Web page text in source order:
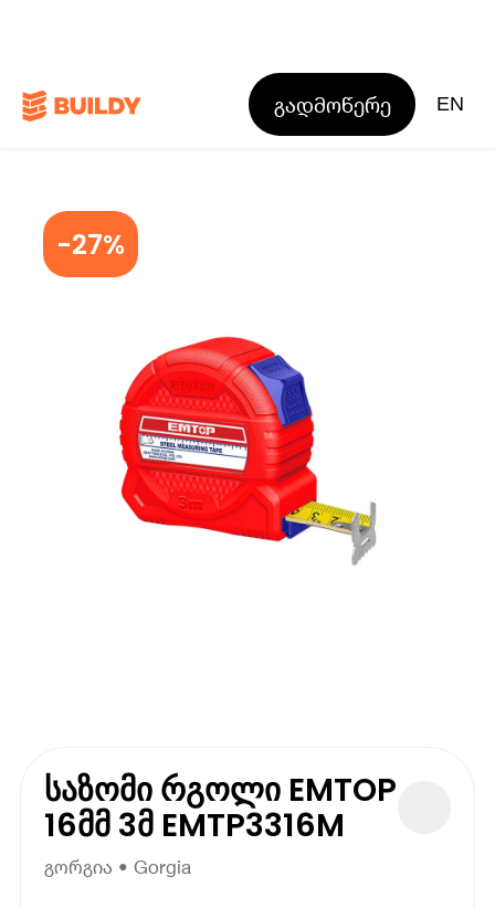
გადმოწერე EN
-27%
საზომი რგოლი EMTOP
16მმ 3მ EMTP3316M
გორგია • Gorgia